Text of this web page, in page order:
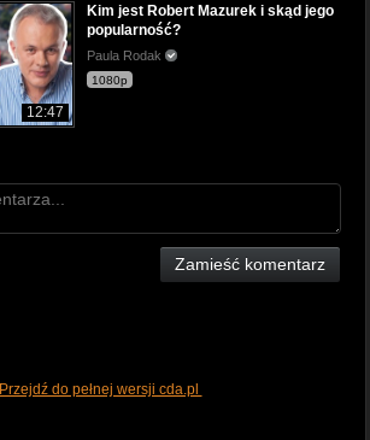
12:47
Kim jest Robert Mazurek i skąd jego
popularność?
Paula Rodak
1080p
Zamieść komentarz
Przejdź do pełnej wersji cda.pl